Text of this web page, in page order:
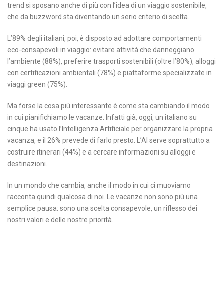
trend si sposano anche di più con l’idea di un viaggio sostenibile,
che da buzzword sta diventando un serio criterio di scelta.
L’89% degli italiani, poi, è disposto ad adottare comportamenti
eco-consapevoli in viaggio: evitare attività che danneggiano
l’ambiente (88%), preferire trasporti sostenibili (oltre l’80%), alloggi
con certificazioni ambientali (78%) e piattaforme specializzate in
viaggi green (75%).
Ma forse la cosa più interessante è come sta cambiando il modo
in cui pianifichiamo le vacanze. Infatti già, oggi, un italiano su
cinque ha usato l’Intelligenza Artificiale per organizzare la propria
vacanza, e il 26% prevede di farlo presto. L’AI serve soprattutto a
costruire itinerari (44%) e a cercare informazioni su alloggi e
destinazioni.
In un mondo che cambia, anche il modo in cui ci muoviamo
racconta quindi qualcosa di noi. Le vacanze non sono più una
semplice pausa: sono una scelta consapevole, un riflesso dei
nostri valori e delle nostre priorità.